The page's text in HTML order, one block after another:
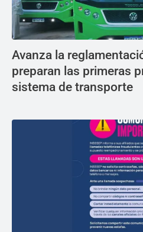
Avanza la
preparan las primeras
sistema de transporte